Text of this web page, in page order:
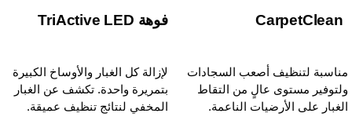
فوهة TriActive LED
لإزالة كل الغبار والأوساخ الكبيرة
بتمريرة واحدة. تكشف عن الغبار
المخفي لنتائج تنظيف عميقة.
CarpetClean
لتنظيف أصعب السجادات
مستوى عالٍ من التقاط
على الأرضيات الناعمة.